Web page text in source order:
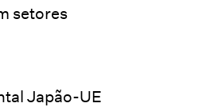
setores
Japão-UE